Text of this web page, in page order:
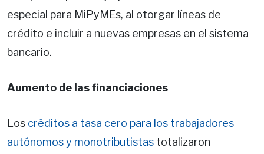
especial para MiPyMEs, al otorgar líneas de
crédito e incluir a nuevas empresas en el sistema
bancario.
Aumento de las financiaciones
Los créditos a tasa cero para los trabajadores
autónomos y monotributistas totalizaron